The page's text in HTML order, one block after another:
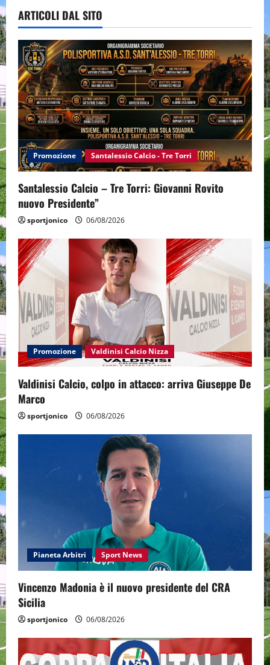
ARTICOLI DAL SITO
Promozione Santalessio Calcio - Tre Torri
Santalessio Calcio – Tre Torri: Giovanni Rovito
nuovo Presidente”
sportjonico 06/08/2026
Promozione Valdinisi Calcio Nizza
Valdinisi Calcio, colpo in attacco: arriva Giuseppe De
Marco
sportjonico 06/08/2026
Pianeta Arbitri Sport News
Vincenzo Madonia è il nuovo presidente del CRA
Sicilia
sportjonico 06/08/2026